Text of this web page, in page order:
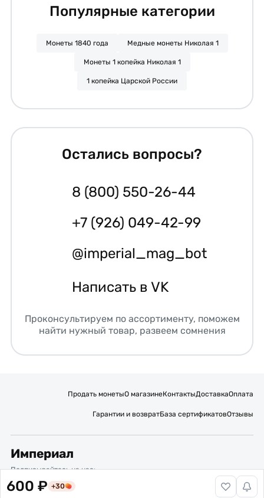
600 ₽ +30
Популярные категории
Монеты 1840 года Медные монеты Николая 1
Монеты 1 копейка Николая 1
1 копейка Царской России
Остались вопросы?
8 (800) 550-26-44
+7 (926) 049-42-99
@imperial_mag_bot
Написать в VK
Проконсультируем по ассортименту, поможем
найти нужный товар, развеем сомнения
Продать монетыО магазинеКонтактыДоставкаОплата
Гарантии и возвратБаза сертификатовОтзывы
Империал
Подписывайтесь на нас:
Вакансии